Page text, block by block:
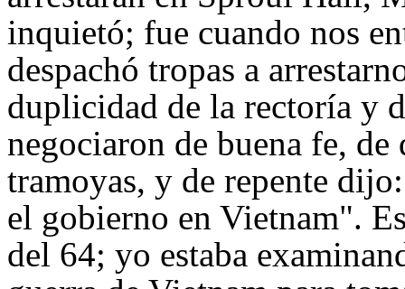
inquietó; fue cuando nos
despachó tropas a
duplicidad de la rectoría y
negociaron de buena fe,
tramoyas, y de repente
el gobierno en Vietnam".
del 64; yo estaba